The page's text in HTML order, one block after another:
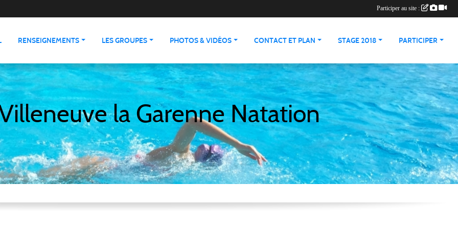
RENSEIGNEMENTS LES GROUPES PHOTOS & VIDÉOS CONTACT ET PLAN STAGE 2018 PARTICIPER
la Garenne Natation
Participer au site :